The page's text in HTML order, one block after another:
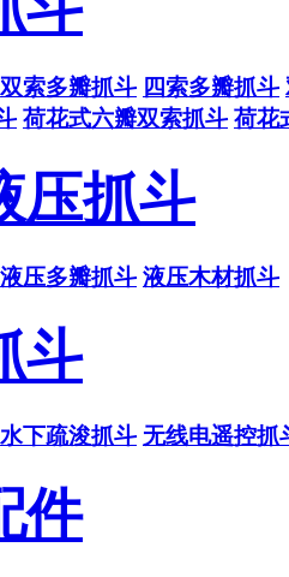
双索多瓣抓斗 四索多瓣抓斗
荷花式六瓣双索抓斗 荷花
压抓斗
液压多瓣抓斗 液压木材抓斗
斗
水下疏浚抓斗 无线电遥控抓
件